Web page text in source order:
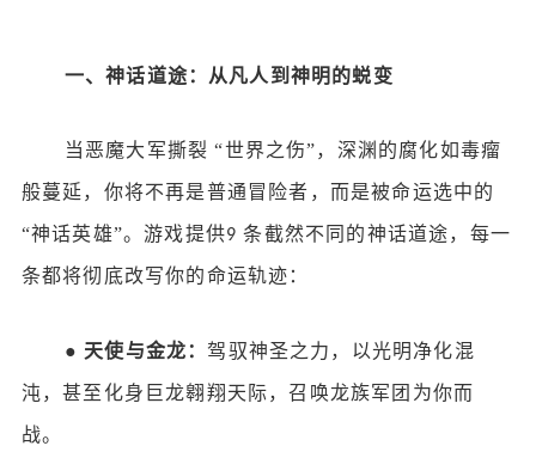
一、神话道途：从凡人到神明的蜕变
当恶魔大军撕裂 “世界之伤”，深渊的腐化如毒瘤
般蔓延，你将不再是普通冒险者，而是被命运选中的
“神话英雄”。游戏提供9条截然不同的神话道途，每一
条都将彻底改写你的命运轨迹：
● 天使与金龙：驾驭神圣之力，以光明净化混
沌，甚至化身巨龙翱翔天际，召唤龙族军团为你而
战。